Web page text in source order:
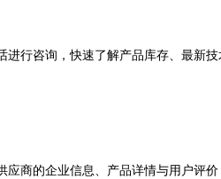
行咨询，快速了解产品库存、最新技
商的企业信息、产品详情与用户评价